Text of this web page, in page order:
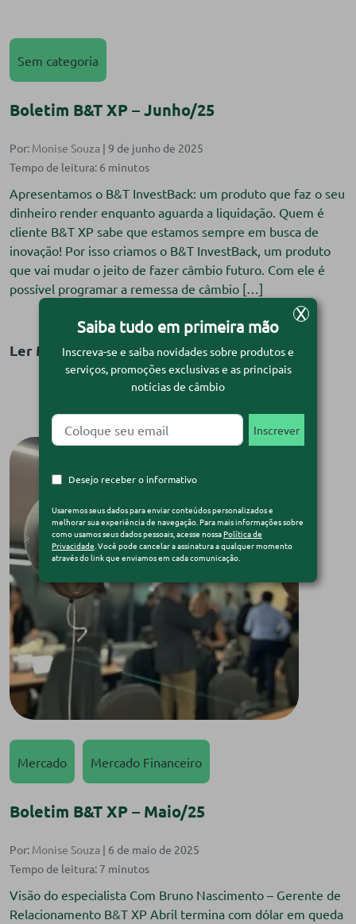
Sem categoria
Boletim B&T XP – Junho/25
Por: Monise Souza | 9 de junho de 2025
Apresentamos o B&T InvestBack: um produto que faz o seu
dinheiro render enquanto aguarda a liquidação. Quem é
cliente B&T XP sabe que estamos sempre em busca de
inovação! Por isso criamos o B&T InvestBack, um produto
que vai mudar o jeito de fazer câmbio futuro. Com ele é
possível programar a remessa de câmbio […]
Ler Matéria
Mercado Mercado Financeiro
Boletim B&T XP – Maio/25
Por: Monise Souza | 6 de maio de 2025
Visão do especialista Com Bruno Nascimento – Gerente de
Relacionamento B&T XP Abril termina com dólar em queda
X
Saiba tudo em primeira mão
Inscreva-se e saiba novidades sobre produtos e
serviços, promoções exclusivas e as principais
notícias de câmbio
Desejo receber o informativo
Usaremos seus dados para enviar conteúdos personalizados e
melhorar sua experiência de navegação. Para mais informações sobre
como usamos seus dados pessoais, acesse nossaPolítica de
Privacidade . Você pode cancelar a assinatura a qualquer momento
através do link que enviamos em cada comunicação.